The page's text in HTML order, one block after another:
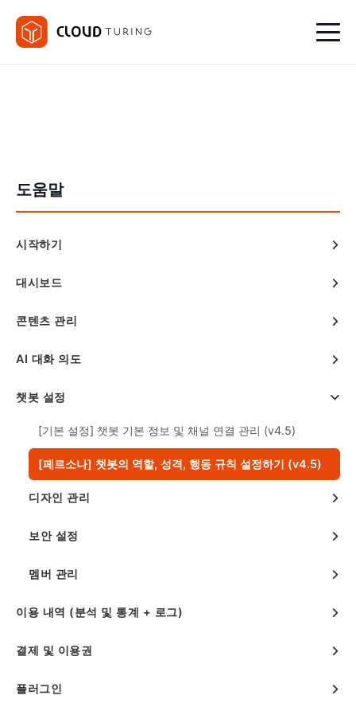
도움말
시작하기
대시보드
콘텐츠 관리
AI 대화 의도
챗봇 설정
[기본 설정] 챗봇 기본 정보 및 채널 연결 관리 (v4.5)
[페르소나] 챗봇의 역할, 성격, 행동 규칙 설정하기 (v4.5)
디자인 관리
보안 설정
멤버 관리
이용 내역 (분석 및 통계 + 로그)
결제 및 이용권
플러그인